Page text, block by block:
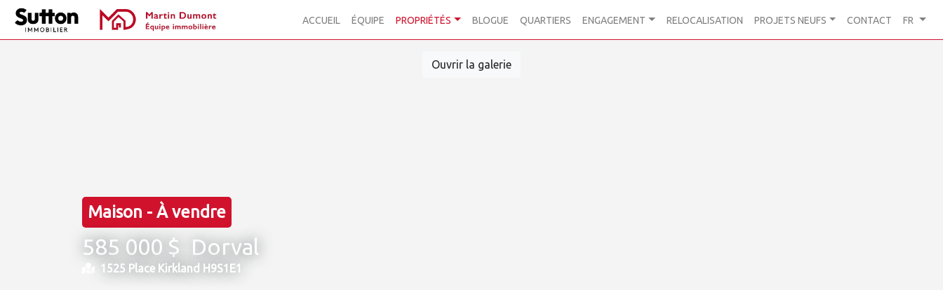
ACCUEIL ÉQUIPE PROPRIÉTÉS BLOGUE QUARTIERS ENGAGEMENT RELOCALISATION PROJETS NEUFS CONTACT FR
Ouvrir la galerie
Maison - À vendre
585 000 $ Dorval
1525 Place Kirkland H9S1E1